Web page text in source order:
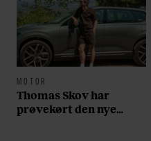
MOTOR
Thomas Skov har
prøvekørt den nye